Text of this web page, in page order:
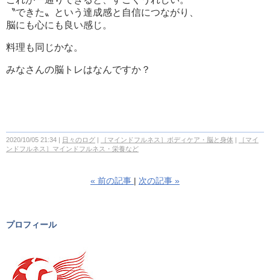
〝できた〟という達成感と自信につながり、
脳にも心にも良い感じ。
料理も同じかな。
みなさんの脳トレはなんですか？
2020/10/05 21:34 日々のログ ［マインドフルネス］ボディケア・脳と身体
［マイ
ンドフルネス］マインドフルネス・栄養など
« 前の記事 次の記事 »
プロフィール